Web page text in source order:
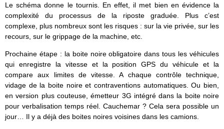
Le schéma donne le tournis. En effet, il met bien en évidence la
complexité du processus de la riposte graduée. Plus c’est
complexe, plus nombreux sont les risques : sur la vie privée, sur les
recours, sur le grippage de la machine, etc.
Prochaine étape : la boite noire obligatoire dans tous les véhicules
qui enregistre la vitesse et la position GPS du véhicule et la
compare aux limites de vitesse. A chaque contrôle technique,
vidage de la boite noire et contraventions automatiques. Ou bien,
en version plus couteuse, émetteur 3G intégré dans la boite noire
pour verbalisation temps réel. Cauchemar ? Cela sera possible un
jour… Il y a déjà des boites noires voisines dans les camions.